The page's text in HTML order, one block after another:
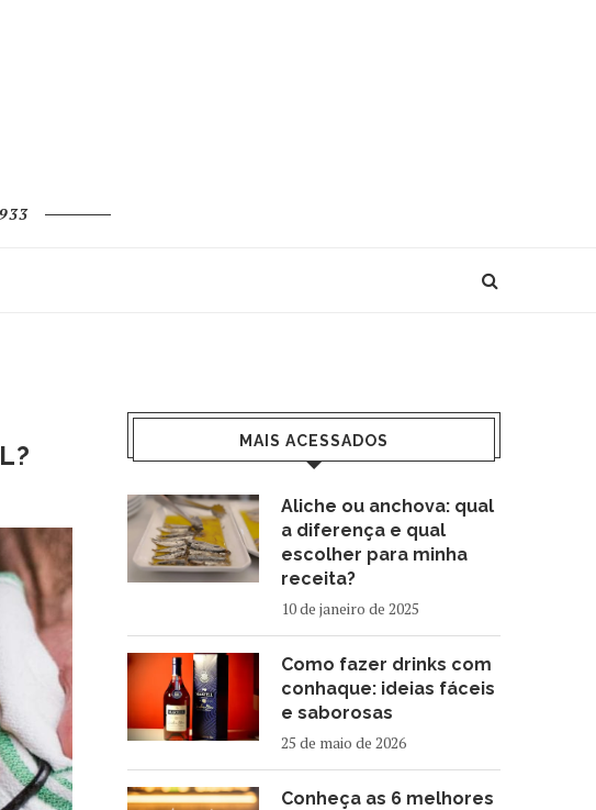
MAIS ACESSADOS
Aliche ou anchova: qual
a diferença e qual
escolher para minha
receita?
10 de janeiro de 2025
Como fazer drinks com
conhaque: ideias fáceis
e saborosas
25 de maio de 2026
Conheça as 6 melhores